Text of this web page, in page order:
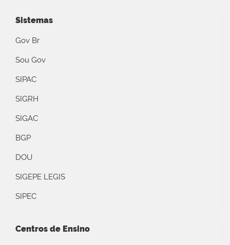
Sistemas
Gov Br
Sou Gov
SIPAC
SIGRH
SIGAC
BGP
DOU
SIGEPE LEGIS
SIPEC
Centros de Ensino